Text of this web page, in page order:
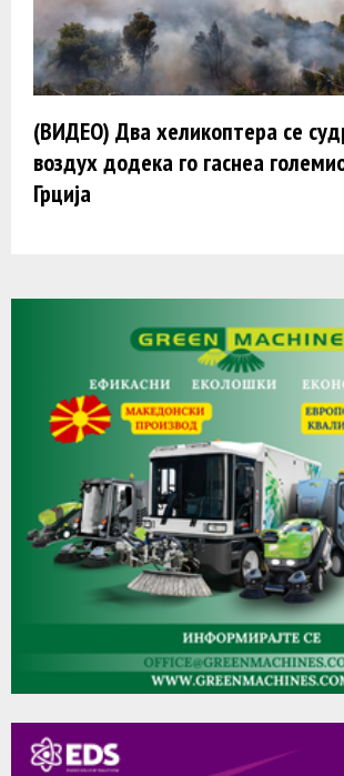
(ВИДЕО) Два хеликоптера се
воздух додека го гаснеа
Грција